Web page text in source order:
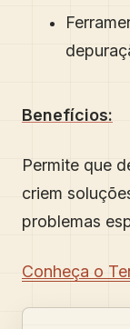
Benefícios:
Permite que
criem
problemas
Conheça o